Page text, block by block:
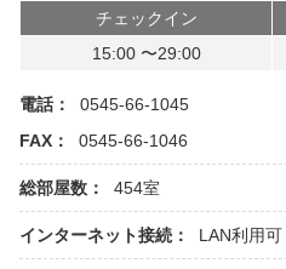
チェックイン
15:00 〜29:00
電話：
0545-66-1045
FAX：
0545-66-1046
総部屋数： 454室
インターネット接続： LAN利用可